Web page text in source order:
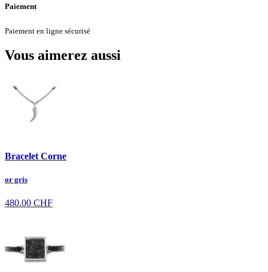
Paiement
Paiement en ligne sécurisé
Vous aimerez aussi
Bracelet Corne
or gris
480.00 CHF